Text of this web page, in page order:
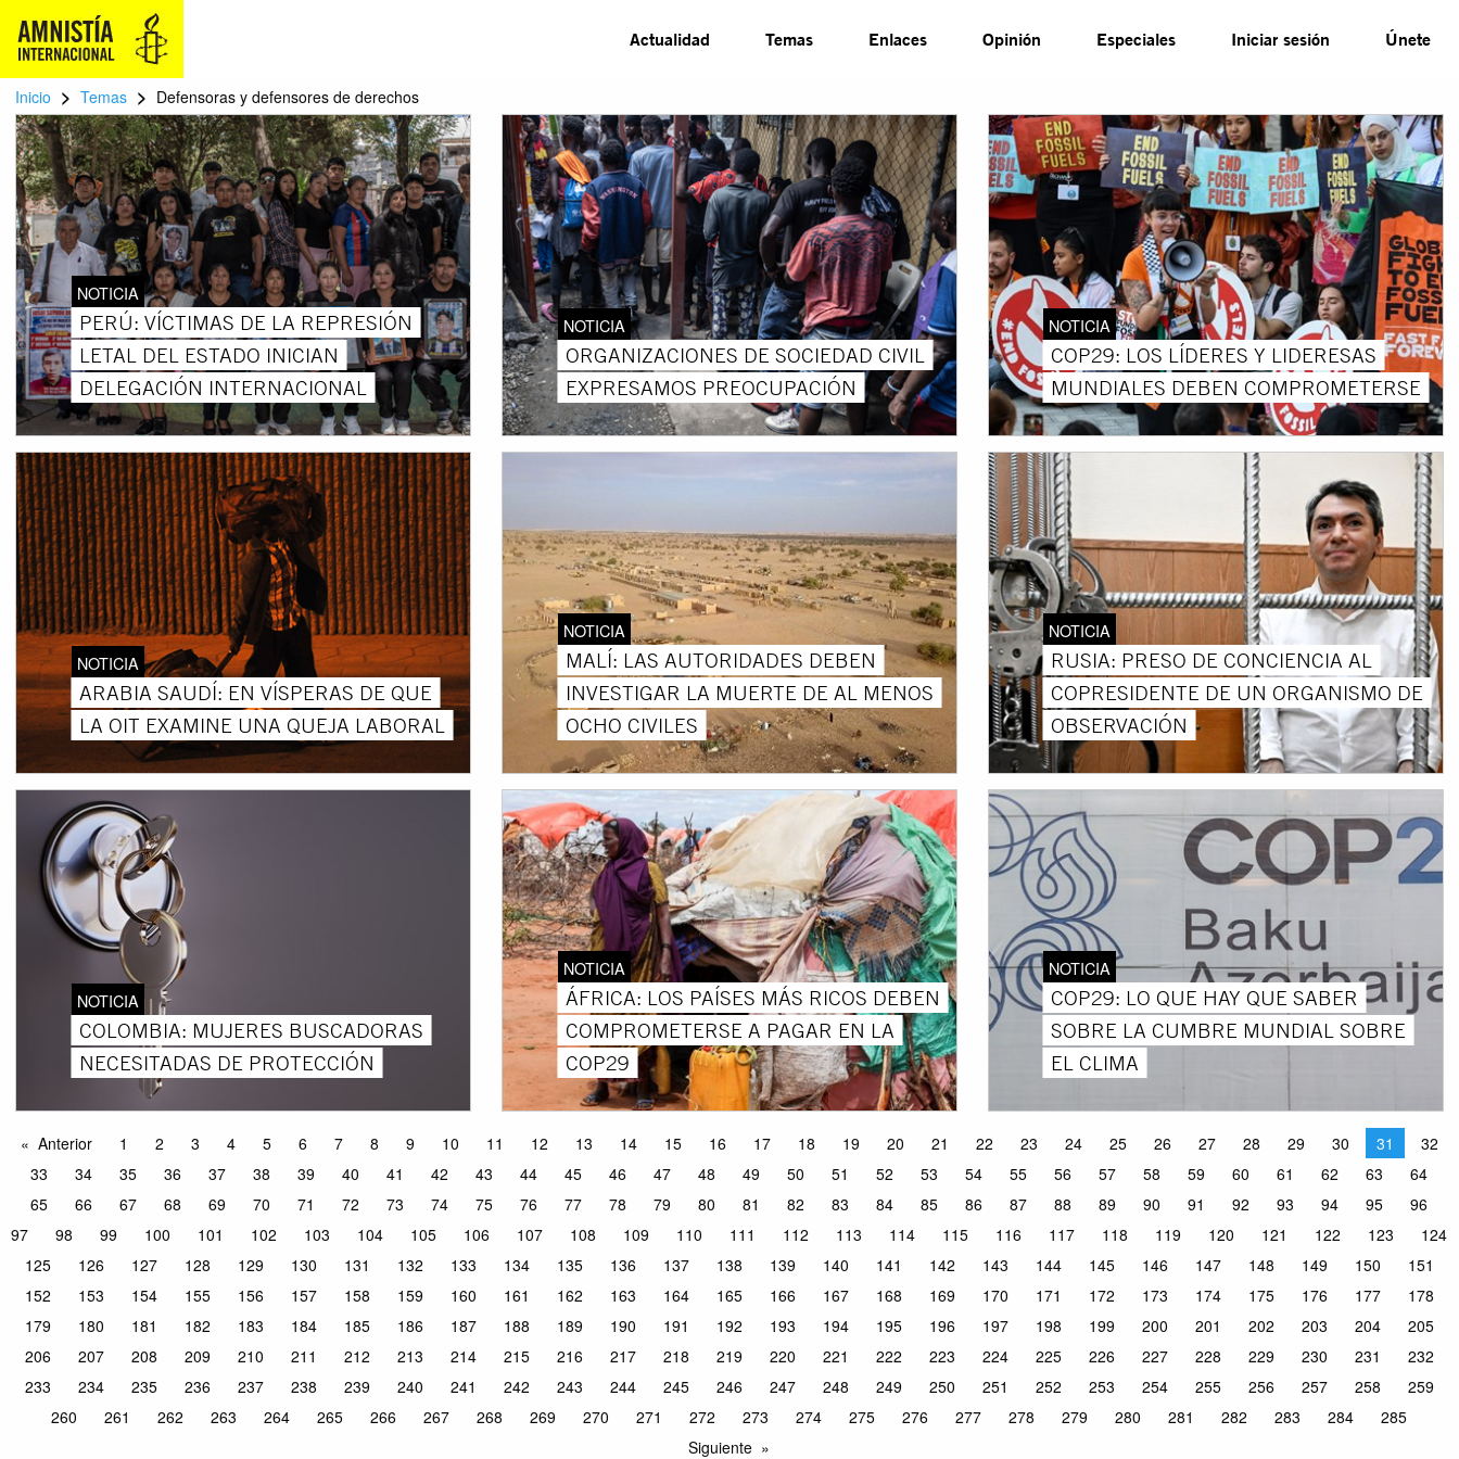
Actualidad Temas Enlaces Opinión Especiales Iniciar sesión Únete
Inicio > Temas > Defensoras y defensores de derechos
NOTICIA
PERÚ: VÍCTIMAS DE LA REPRESIÓN
LETAL DEL ESTADO INICIAN
DELEGACIÓN INTERNACIONAL
NOTICIA
ORGANIZACIONES DE SOCIEDAD CIVIL
EXPRESAMOS PREOCUPACIÓN
NOTICIA
COP29: LOS LÍDERES Y LIDERESAS
MUNDIALES DEBEN COMPROMETERSE
NOTICIA
ARABIA SAUDÍ: EN VÍSPERAS DE QUE
LA OIT EXAMINE UNA QUEJA LABORAL
NOTICIA
MALÍ: LAS AUTORIDADES DEBEN
INVESTIGAR LA MUERTE DE AL MENOS
OCHO CIVILES
NOTICIA
RUSIA: PRESO DE CONCIENCIA AL
COPRESIDENTE DE UN ORGANISMO DE
OBSERVACIÓN
NOTICIA
COLOMBIA: MUJERES BUSCADORAS
NECESITADAS DE PROTECCIÓN
NOTICIA
ÁFRICA: LOS PAÍSES MÁS RICOS DEBEN
COMPROMETERSE A PAGAR EN LA
COP29
NOTICIA
COP29: LO QUE HAY QUE SABER
SOBRE LA CUMBRE MUNDIAL SOBRE
EL CLIMA
Anterior 1 2 3 4 5 6 7 8 9 10 11 12 13 14 15 16 17 18 19 20 21 22 23 24 25 26 27 28 29 30 31
32
33
34 35 36 37 38 39 40 41 42 43 44 45 46 47 48 49 50 51 52 53 54 55 56 57 58 59 60 61 62 63
64
65
66 67 68 69 70 71 72 73 74 75 76 77 78 79 80 81 82 83 84 85 86 87 88 89 90 91 92 93 94 95
96
97
98 99 100 101 102 103 104 105 106 107 108 109 110 111 112 113 114 115 116 117 118 119 120 121 122 123
124
125
126 127 128 129 130 131 132 133 134 135 136 137 138 139 140 141 142 143 144 145 146 147 148 149 150
151
152
153 154 155 156 157 158 159 160 161 162 163 164 165 166 167 168 169 170 171 172 173 174 175 176 177
178
179
180 181 182 183 184 185 186 187 188 189 190 191 192 193 194 195 196 197 198 199 200 201 202 203 204
205
206
207 208 209 210 211 212 213 214 215 216 217 218 219 220 221 222 223 224 225 226 227 228 229 230 231
232
233
234 235 236 237 238 239 240 241 242 243 244 245 246 247 248 249 250 251 252 253 254 255 256 257 258
259
260
261 262 263 264 265 266 267 268 269 270 271 272 273 274 275 276 277 278 279 280 281 282 283 284
285
Siguiente